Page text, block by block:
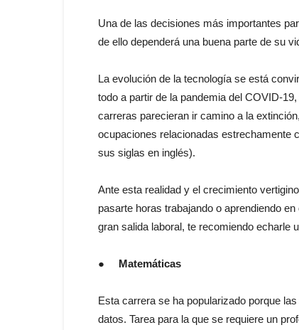
Una de las decisiones más importantes
de ello dependerá una buena parte de su
La evolución de la tecnología se está
todo a partir de la pandemia del COVID-
carreras parecieran ir camino a la
ocupaciones relacionadas estrechamente
sus siglas en inglés).
Ante esta realidad y el crecimiento
pasarte horas trabajando o aprendiendo
gran salida laboral, te recomiendo echarle
● Matemáticas
Esta carrera se ha popularizado porque
datos. Tarea para la que se requiere un